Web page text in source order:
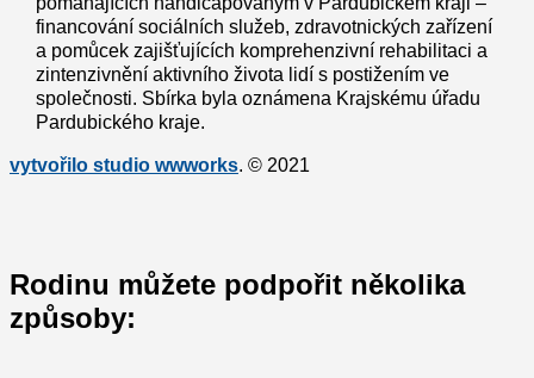
financování sociálních služeb, zdravotnických zařízení
a pomůcek zajišťujících komprehenzivní rehabilitaci a
zintenzivnění aktivního života lidí s postižením ve
společnosti. Sbírka byla oznámena Krajskému úřadu
Pardubického kraje.
vytvořilo studio wwworks. © 2021
Rodinu můžete podpořit několika
způsoby: